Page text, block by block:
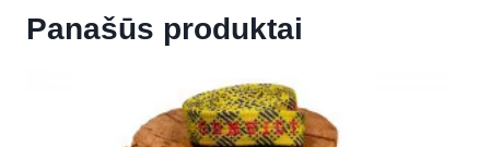
Panašūs produktai